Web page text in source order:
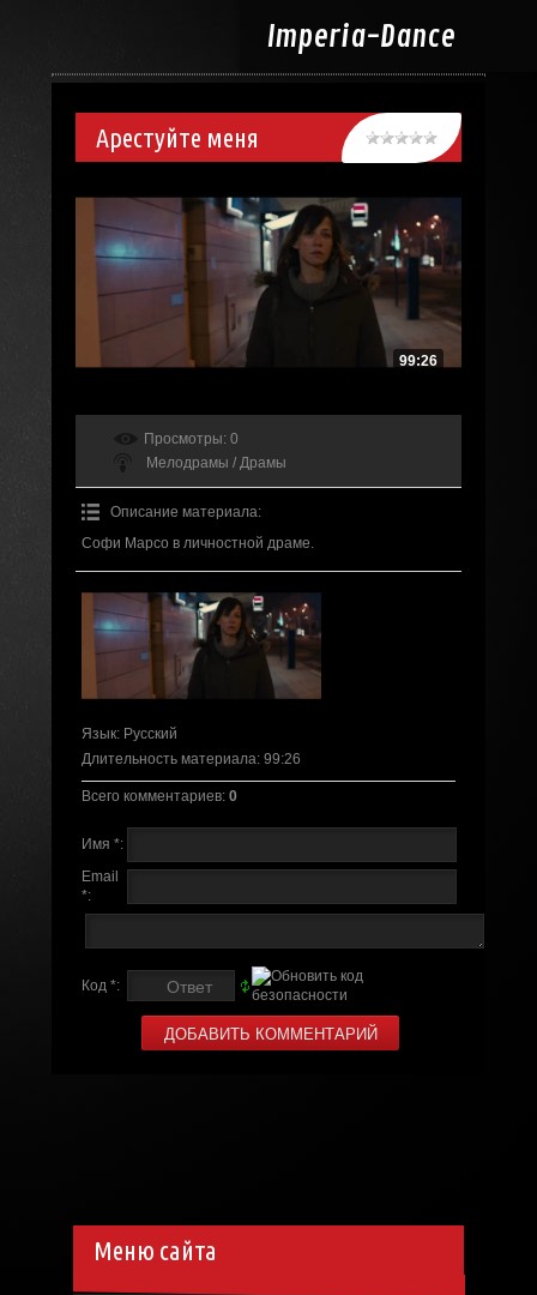
Imperia-Dance
Арестуйте меня
99:26
Просмотры: 0
Мелодрамы / Драмы
Описание материала:
Софи Марсо в личностной драме.
Язык: Русский
Длительность материала: 99:26
Всего комментариев: 0
Имя *:
Email
*:
Код *:
Меню сайта